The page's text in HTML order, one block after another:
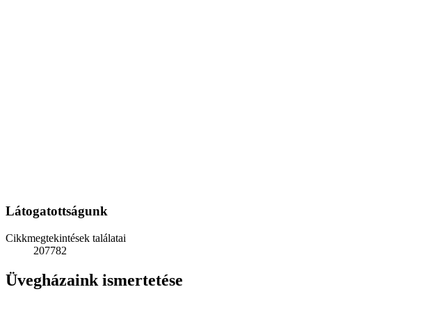
Látogatottságunk
Cikkmegtekintések találatai
207782
Üvegházaink ismertetése